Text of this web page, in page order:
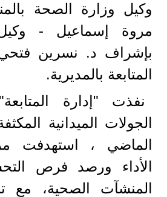
وكيل وزارة الصحة
مروة إسماعيل - وكيل
بإشراف د. نسرين
المتابعة بالمديرية.
​نفذت "إدارة
الجولات الميدانية
الماضي ، استهدفت
الأداء ورصد فرص
المنشآت الصحية، مع